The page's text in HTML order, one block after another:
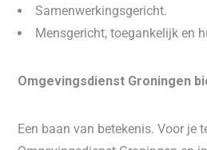
Samenwerkingsgericht.
Mensgericht, toegankelijk en
​Omgevingsdienst Groningen
Een baan van betekenis. Voor je